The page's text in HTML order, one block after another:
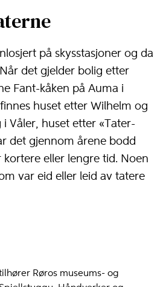
på skysstasjoner og da
det gjelder bolig etter
Fant-kåken på Auma i
huset etter Wilhelm og
Våler, huset etter «Tater-
det gjennom årene bodd
eller lengre tid. Noen
var eid eller leid av tatere
Røros museums- og